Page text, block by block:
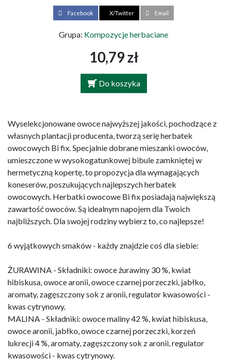
Facebook X/Twitter Email
Grupa: Kompozycje herbaciane
10,79 zł
Do koszyka
Wyselekcjonowane owoce najwyższej jakości, pochodzące z
własnych plantacji producenta, tworzą serię herbatek
owocowych Bi fix. Specjalnie dobrane mieszanki owoców,
umieszczone w wysokogatunkowej bibule zamkniętej w
hermetyczną kopertę, to propozycja dla wymagających
koneserów, poszukujących najlepszych herbatek
owocowych. Herbatki owocowe Bi fix posiadają największą
zawartość owoców. Są idealnym napojem dla Twoich
najbliższych. Dla swojej rodziny wybierz to, co najlepsze!
6 wyjątkowych smaków - każdy znajdzie coś dla siebie:
ŻURAWINA - Składniki: owoce żurawiny 30 %, kwiat
hibiskusa, owoce aronii, owoce czarnej porzeczki, jabłko,
aromaty, zagęszczony sok z aronii, regulator kwasowości -
kwas cytrynowy.
MALINA - Składniki: owoce maliny 42 %, kwiat hibiskusa,
owoce aronii, jabłko, owoce czarnej porzeczki, korzeń
lukrecji 4 %, aromaty, zagęszczony sok z aronii, regulator
kwasowości - kwas cytrynowy.